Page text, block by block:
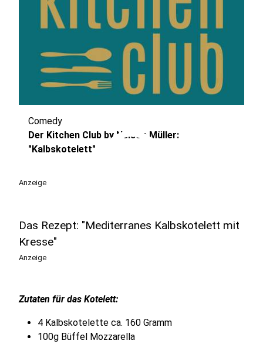
play_circle
Comedy
Der Kitchen Club by Nelson Müller:
"Kalbskotelett"
Anzeige
Das Rezept: "Mediterranes Kalbskotelett mit
Kresse"
Anzeige
Zutaten für das Kotelett:
4 Kalbskotelette ca. 160 Gramm
100g Büffel Mozzarella